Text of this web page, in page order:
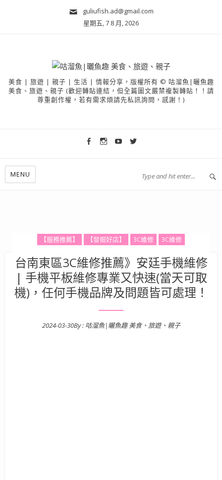
guliufish.ad@gmail.com
星期五, 7 8 月, 2026
美食 | 旅遊 | 親子 | 生活 | 情報分享，版權所有 © 咕溜魚|曬魚趣
美食、旅遊、親子 (歡迎轉貼連結，但全篇圖文嚴禁複製轉貼！！請
尊重創作權，若有需求煩請先私訊詢問，感謝！)
MENU
【服務推薦】 【發掘好店】 3C維修 3C維修
台南東區3C維修推薦》安廷手機維修
| 手機平板維修專業又快速(當天可取
機)，任何手機品牌及問題皆可處理！
Posted on
2024-03-30By : 咕溜魚|曬魚趣 美食、旅遊、親子